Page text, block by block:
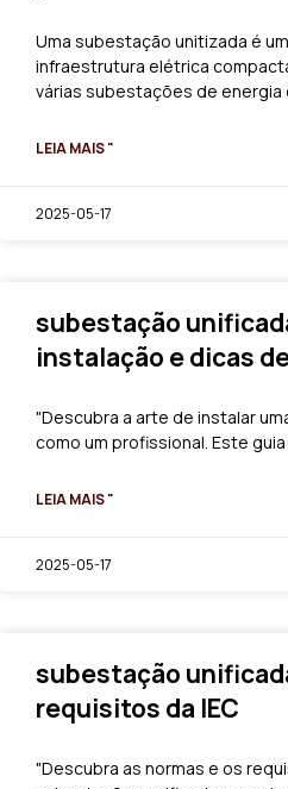
Uma subestação unitizada é
infraestrutura elétrica
várias subestações de energia
LEIA MAIS "
2025-05-17
subestação
instalação e dicas
"Descubra a arte de instalar
como um profissional. Este
LEIA MAIS "
2025-05-17
subestação
requisitos da IEC
"Descubra as normas e os